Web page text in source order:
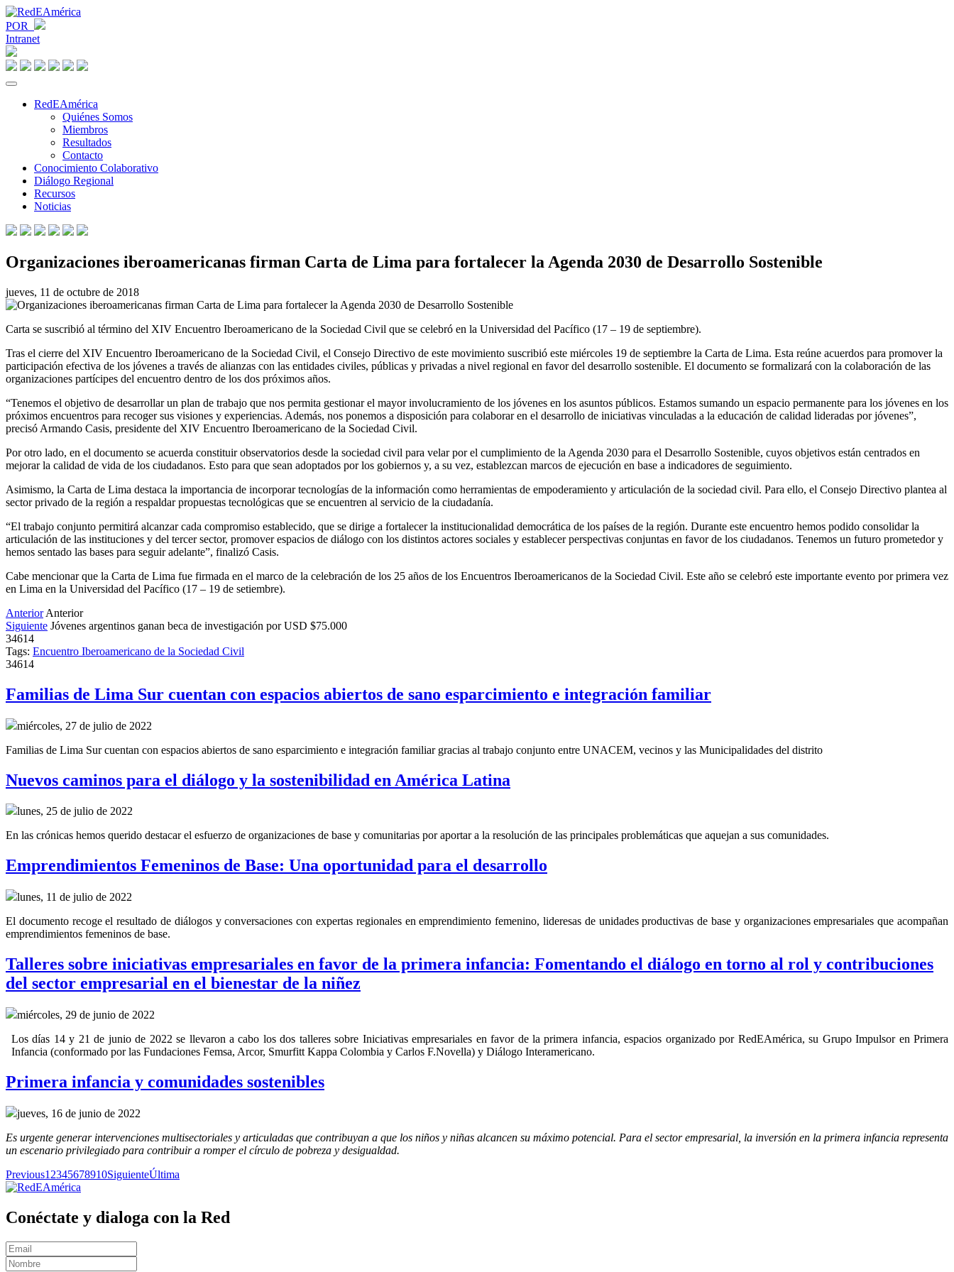
POR
Intranet
RedEAmérica
Quiénes Somos
Miembros
Resultados
Contacto
Conocimiento Colaborativo
Diálogo Regional
Recursos
Noticias
Organizaciones iberoamericanas firman Carta de Lima para fortalecer la Agenda 2030 de Desarrollo Sostenible
jueves, 11 de octubre de 2018
Carta se suscribió al término del XIV Encuentro Iberoamericano de la Sociedad Civil que se celebró en la Universidad del Pacífico (17 – 19 de septiembre).
Tras el cierre del XIV Encuentro Iberoamericano de la Sociedad Civil, el Consejo Directivo de este movimiento suscribió este miércoles 19 de septiembre la Carta de Lima. Esta reúne acuerdos para promover la
participación efectiva de los jóvenes a través de alianzas con las entidades civiles, públicas y privadas a nivel regional en favor del desarrollo sostenible. El documento se formalizará con la colaboración de las
organizaciones partícipes del encuentro dentro de los dos próximos años.
“Tenemos el objetivo de desarrollar un plan de trabajo que nos permita gestionar el mayor involucramiento de los jóvenes en los asuntos públicos. Estamos sumando un espacio permanente para los jóvenes en los
próximos encuentros para recoger sus visiones y experiencias. Además, nos ponemos a disposición para colaborar en el desarrollo de iniciativas vinculadas a la educación de calidad lideradas por jóvenes”,
precisó Armando Casis, presidente del XIV Encuentro Iberoamericano de la Sociedad Civil.
Por otro lado, en el documento se acuerda constituir observatorios desde la sociedad civil para velar por el cumplimiento de la Agenda 2030 para el Desarrollo Sostenible, cuyos objetivos están centrados en
mejorar la calidad de vida de los ciudadanos. Esto para que sean adoptados por los gobiernos y, a su vez, establezcan marcos de ejecución en base a indicadores de seguimiento.
Asimismo, la Carta de Lima destaca la importancia de incorporar tecnologías de la información como herramientas de empoderamiento y articulación de la sociedad civil. Para ello, el Consejo Directivo plantea al
sector privado de la región a respaldar propuestas tecnológicas que se encuentren al servicio de la ciudadanía.
“El trabajo conjunto permitirá alcanzar cada compromiso establecido, que se dirige a fortalecer la institucionalidad democrática de los países de la región. Durante este encuentro hemos podido consolidar la
articulación de las instituciones y del tercer sector, promover espacios de diálogo con los distintos actores sociales y establecer perspectivas conjuntas en favor de los ciudadanos. Tenemos un futuro prometedor y
hemos sentado las bases para seguir adelante”, finalizó Casis.
Cabe mencionar que la Carta de Lima fue firmada en el marco de la celebración de los 25 años de los Encuentros Iberoamericanos de la Sociedad Civil. Este año se celebró este importante evento por primera vez
en Lima en la Universidad del Pacífico (17 – 19 de setiembre).
Anterior Anterior
Siguiente Jóvenes argentinos ganan beca de investigación por USD $75.000
34614
Tags: Encuentro Iberoamericano de la Sociedad Civil
34614
Familias de Lima Sur cuentan con espacios abiertos de sano esparcimiento e integración familiar
miércoles, 27 de julio de 2022
Familias de Lima Sur cuentan con espacios abiertos de sano esparcimiento e integración familiar gracias al trabajo conjunto entre UNACEM, vecinos y las Municipalidades del distrito
Nuevos caminos para el diálogo y la sostenibilidad en América Latina
lunes, 25 de julio de 2022
En las crónicas hemos querido destacar el esfuerzo de organizaciones de base y comunitarias por aportar a la resolución de las principales problemáticas que aquejan a sus comunidades.
Emprendimientos Femeninos de Base: Una oportunidad para el desarrollo
lunes, 11 de julio de 2022
El documento recoge el resultado de diálogos y conversaciones con expertas regionales en emprendimiento femenino, lideresas de unidades productivas de base y organizaciones empresariales que acompañan
emprendimientos femeninos de base.
Talleres sobre iniciativas empresariales en favor de la primera infancia: Fomentando el diálogo en torno al rol y contribuciones
del sector empresarial en el bienestar de la niñez
miércoles, 29 de junio de 2022
Los días 14 y 21 de junio de 2022 se llevaron a cabo los dos talleres sobre Iniciativas empresariales en favor de la primera infancia, espacios organizado por RedEAmérica, su Grupo Impulsor en Primera
Infancia (conformado por las Fundaciones Femsa, Arcor, Smurfitt Kappa Colombia y Carlos F.Novella) y Diálogo Interamericano.
Primera infancia y comunidades sostenibles
jueves, 16 de junio de 2022
Es urgente generar intervenciones multisectoriales y articuladas que contribuyan a que los niños y niñas alcancen su máximo potencial. Para el sector empresarial, la inversión en la primera infancia representa
un escenario privilegiado para contribuir a romper el círculo de pobreza y desigualdad.
Previous1 2345678910SiguienteÚltima
Conéctate y dialoga con la Red